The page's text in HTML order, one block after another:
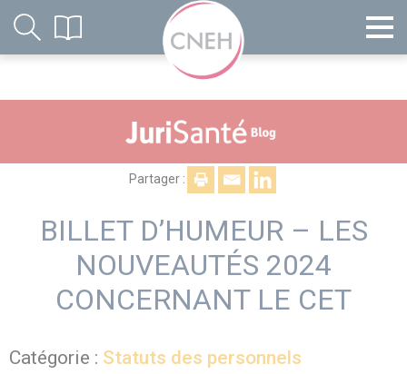
Partager :
BILLET D’HUMEUR – LES
NOUVEAUTÉS 2024
CONCERNANT LE CET
Catégorie : Statuts des personnels